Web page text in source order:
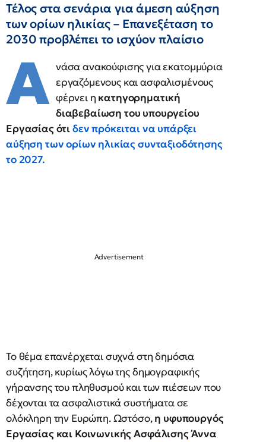
Τέλος στα σενάρια για άμεση αύξηση
των ορίων ηλικίας – Επανεξέταση το
2030 προβλέπει το ισχύον πλαίσιο
Α νάσα ανακούφισης για εκατομμύρια
εργαζόμενους και ασφαλισμένους
φέρνει η κατηγορηματική
διαβεβαίωση του υπουργείου
Εργασίας ότιδεν πρόκειται να υπάρξει
αύξηση των ορίων ηλικίας συνταξιοδότησης
το 2027.
Το θέμα επανέρχεται συχνά στη δημόσια
συζήτηση, κυρίως λόγω της δημογραφικής
γήρανσης του πληθυσμού και των πιέσεων που
δέχονται τα ασφαλιστικά συστήματα σε
ολόκληρη την Ευρώπη. Ωστόσο,η υφυπουργός
Εργασίας και Κοινωνικής Ασφάλισης Άννα